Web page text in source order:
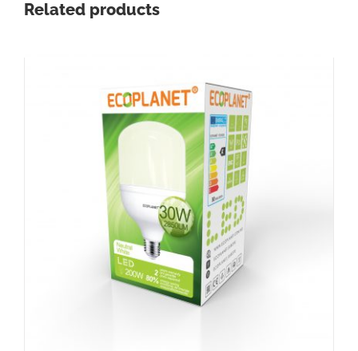
Related products